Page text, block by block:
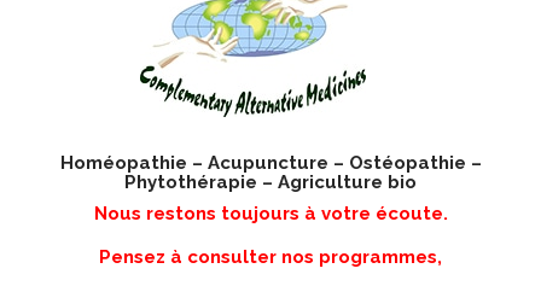
Homéopathie – Acupuncture – Ostéopathie –
Phytothérapie – Agriculture bio
Nous restons toujours à votre écoute.
Pensez à consulter nos programmes,